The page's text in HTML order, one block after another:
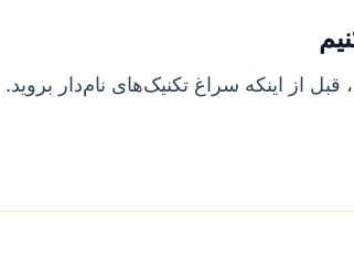
از اینکه سراغ تکنیک‌های نام‌دار بروید.